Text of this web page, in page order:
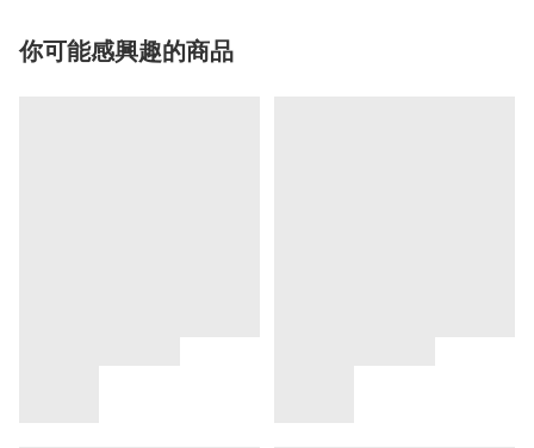
你可能感興趣的商品